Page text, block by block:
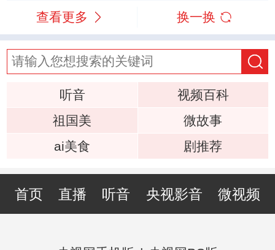
查看更多 换一换
听音
视频百科
祖国美
微故事
ai美食
剧推荐
首页 直播 听音 央视影音 微视频